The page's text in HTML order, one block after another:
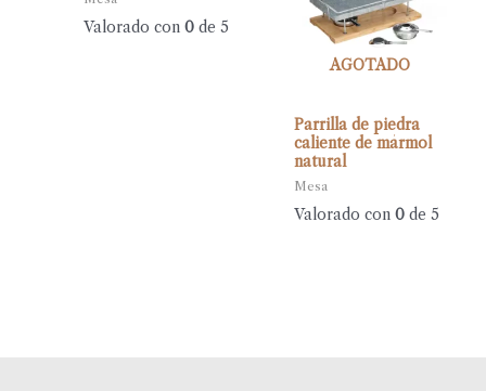
Valorado con0 de 5
AGOTADO
Parrilla de piedra
caliente de mármol
natural
Mesa
Valorado con 0de 5